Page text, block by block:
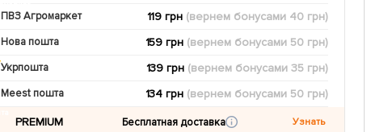
ПВЗ Агромаркет 119 грн (вернем бонусами 40 грн)
Нова пошта 159 грн (вернем бонусами 50 грн)
Укрпошта 139 грн (вернем бонусами35 грн)
Meest пошта 134 грн (вернем бонусами 50 грн)
PREMIUM Бесплатная доставка Узнать